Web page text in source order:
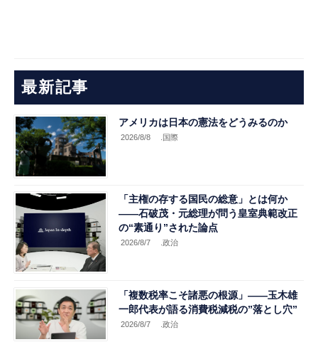
最新記事
アメリカは日本の憲法をどうみるのか
2026/8/8 .国際
「主権の存する国民の総意」とは何か
――石破茂・元総理が問う皇室典範改正
の“素通り”された論点
2026/8/7 .政治
「複数税率こそ諸悪の根源」――玉木雄
一郎代表が語る消費税減税の”落とし穴”
2026/8/7 .政治